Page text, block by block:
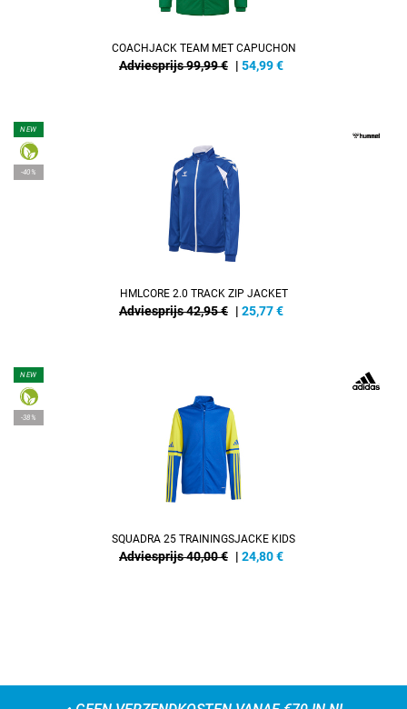
COACHJACK TEAM MET CAPUCHON
Adviesprijs 99,99 € | 54,99€
NEW
-40%
HMLCORE 2.0 TRACK ZIP JACKET
Adviesprijs 42,95 € | 25,77€
NEW
-38%
SQUADRA 25 TRAININGSJACKE KIDS
Adviesprijs 40,00 € | 24,80€